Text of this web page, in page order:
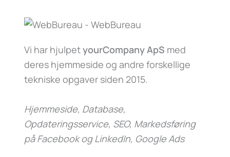
Vi har hjulpetyourCompany ApS med
deres hjemmeside og andre forskellige
tekniske opgaver siden 2015.
Hjemmeside, Database,
Opdateringsservice, SEO, Markedsføring
på Facebook og LinkedIn, Google Ads